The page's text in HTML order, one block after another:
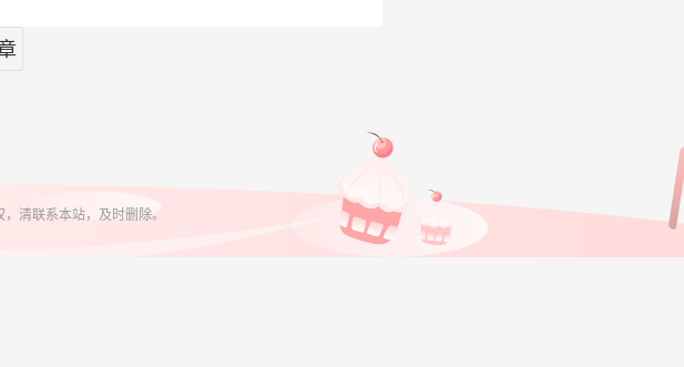
清联系本站，及时删除。